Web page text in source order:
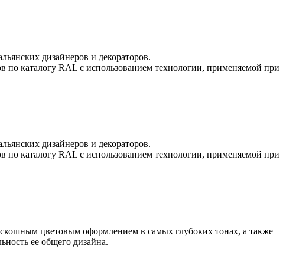
дизайнеров и декораторов.
каталогу RAL с использованием технологии, применяемой при
дизайнеров и декораторов.
каталогу RAL с использованием технологии, применяемой при
цветовым оформлением в самых глубоких тонах, а также
ее общего дизайна.